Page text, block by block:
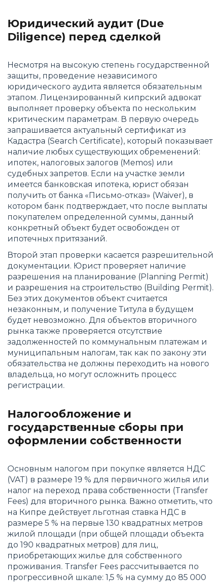
Юридический аудит (Due
Diligence) перед сделкой
Несмотря на высокую степень государственной
защиты, проведение независимого
юридического аудита является обязательным
этапом. Лицензированный кипрский адвокат
выполняет проверку объекта по нескольким
критическим параметрам. В первую очередь
запрашивается актуальный сертификат из
Кадастра (Search Certificate), который показывает
наличие любых существующих обременений:
ипотек, налоговых залогов (Memos) или
судебных запретов. Если на участке земли
имеется банковская ипотека, юрист обязан
получить от банка «Письмо-отказ» (Waiver), в
котором банк подтверждает, что после выплаты
покупателем определенной суммы, данный
конкретный объект будет освобожден от
ипотечных притязаний.
Второй этап проверки касается разрешительной
документации. Юрист проверяет наличие
разрешения на планирование (Planning Permit)
и разрешения на строительство (Building Permit).
Без этих документов объект считается
незаконным, и получение Титула в будущем
будет невозможно. Для объектов вторичного
рынка также проверяется отсутствие
задолженностей по коммунальным платежам и
муниципальным налогам, так как по закону эти
обязательства не должны переходить на нового
владельца, но могут осложнить процесс
регистрации.
Налогообложение и
государственные сборы при
оформлении собственности
Основным налогом при покупке является НДС
(VAT) в размере 19 % для первичного жилья или
налог на переход права собственности (Transfer
Fees) для вторичного рынка. Важно отметить, что
на Кипре действует льготная ставка НДС в
размере 5 % на первые 130 квадратных метров
жилой площади (при общей площади объекта
до 190 квадратных метров) для лиц,
приобретающих жилье для собственного
проживания. Transfer Fees рассчитывается по
прогрессивной шкале: 1,5 % на сумму до 85 000